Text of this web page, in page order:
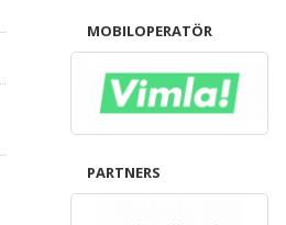
MOBILOPERATÖR
PARTNERS